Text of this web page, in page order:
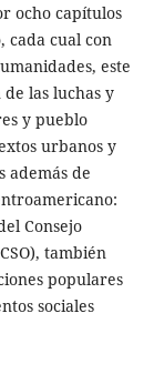
ocho capítulos
cada cual con
este
las luchas y
y pueblo
urbanos y
además de
Consejo
también
populares
sociales